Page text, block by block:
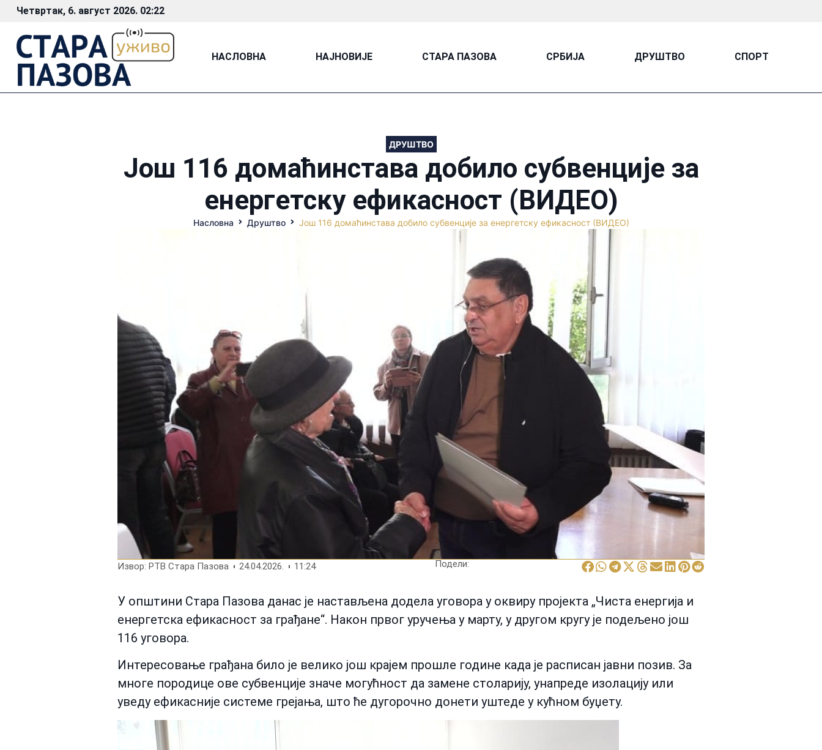
Четвртак, 6. август 2026. 02:22
НАСЛОВНА НАЈНОВИЈЕ СТАРА ПАЗОВА СРБИЈА ДРУШТВО СПОРТ
ДРУШТВО
Још 116 домаћинстава добило субвенције за
енергетску ефикасност (ВИДЕО)
Насловна Друштво Још 116 домаћинстава добило субвенције за енергетску ефикасност (ВИДЕО)
Извор: РТВ Стара Пазова 24.04.2026. 11:24 Подели:
У општини Стара Пазова данас је настављена додела уговора у оквиру пројекта „Чиста енергија и
енергетска ефикасност за грађане“. Након првог уручења у марту, у другом кругу је подељено још
116 уговора.
Интересовање грађана било је велико још крајем прошле године када је расписан јавни позив. За
многе породице ове субвенције значе могућност да замене столарију, унапреде изолацију или
уведу ефикасније системе грејања, што ће дугорочно донети уштеде у кућном буџету.